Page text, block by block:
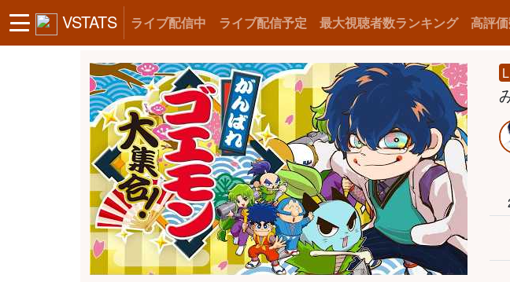
VSTATS ライブ配信中 ライブ配信予定 最大視聴者数ランキング 高評